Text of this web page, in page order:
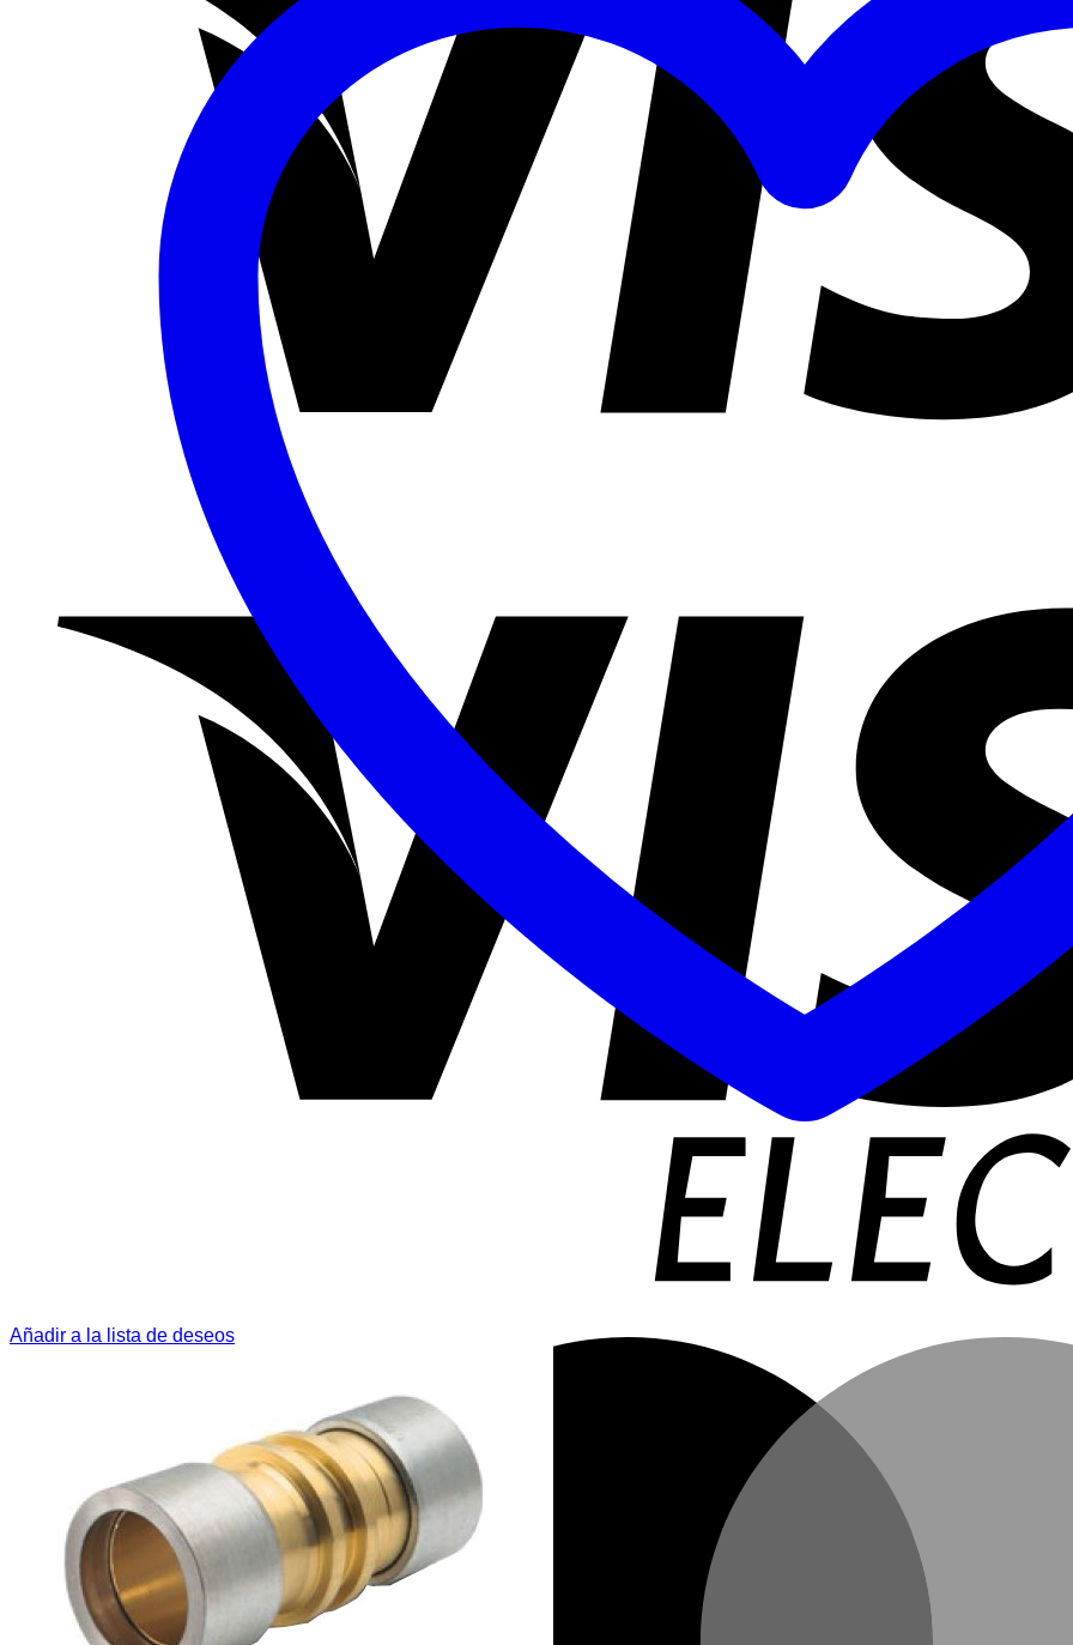
Añadir a la lista de deseos